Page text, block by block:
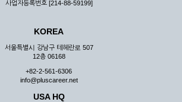
사업자등록번호 [214-88-59199]
KOREA
서울특별시 강남구 테헤란로 507
12층 06168
+82-2-561-6306
info@pluscareer.net
USA HQ